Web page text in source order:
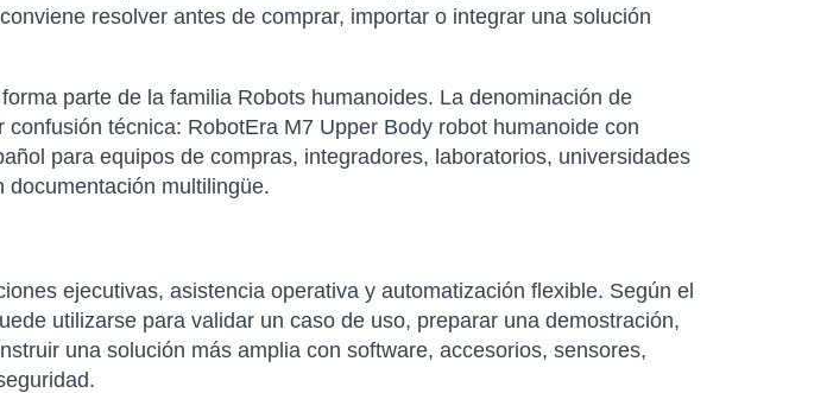
resolver antes de comprar, importar o integrar una solución
parte de la familia Robots humanoides. La denominación de
técnica: RobotEra M7 Upper Body robot humanoide con
para equipos de compras, integradores, laboratorios, universidades
multilingüe.
ejecutivas, asistencia operativa y automatización flexible. Según el
utilizarse para validar un caso de uso, preparar una demostración,
una solución más amplia con software, accesorios, sensores,